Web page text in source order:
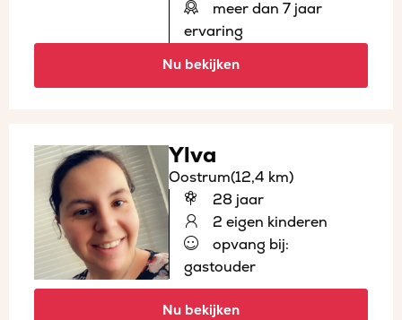
meer dan 7 jaar
ervaring
Nu bekijken
Ylva
Oostrum(12,4 km)
28 jaar
2 eigen kinderen
opvang bij:
gastouder
Nu bekijken